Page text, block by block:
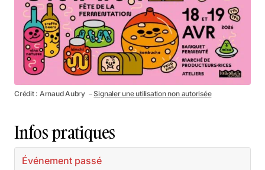
Crédit : Arnaud Aubry －Signaler une utilisation non autorisée
Infos pratiques
Événement passé